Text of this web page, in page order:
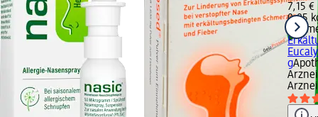
7,15 €
0,05
g